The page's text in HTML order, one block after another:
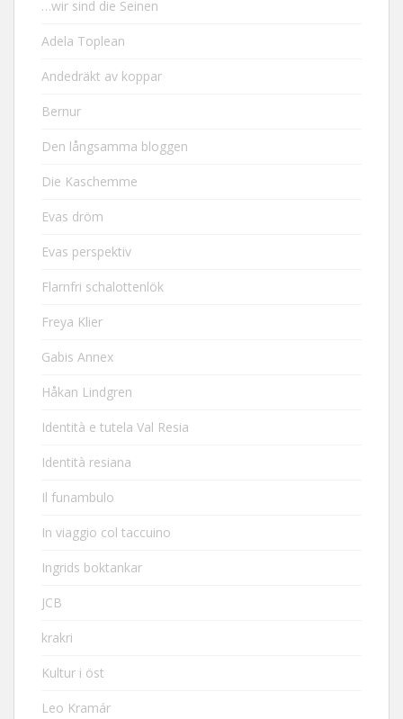
…wir sind die Seinen
Adela Toplean
Andedräkt av koppar
Bernur
Den långsamma bloggen
Die Kaschemme
Evas dröm
Evas perspektiv
Flarnfri schalottenlök
Freya Klier
Gabis Annex
Håkan Lindgren
Identità e tutela Val Resia
Identità resiana
Il funambulo
In viaggio col taccuino
Ingrids boktankar
JCB
krakri
Kultur i öst
Leo Kramár